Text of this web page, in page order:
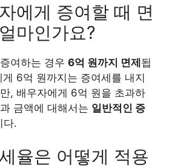
에게 증여할 때 면
마인가요?
여하는 경우 6억 원까지 면제됩
6억 원까지는 증여세를 내지
, 배우자에게 6억 원을 초과하
금액에 대해서는 일반적인 증
다.
율은 어떻게 적용